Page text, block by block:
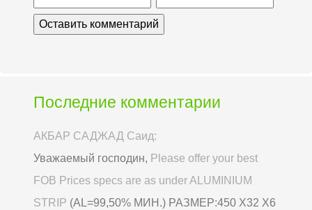
Последние комментарии
АКБАР САДЖАД Саид:
Уважаемый господин, Please offer your best
FOB Prices specs are as under ALUMINIUM
STRIP (AL=99,50% МИН.) РАЗМЕР:450 Х32 Х6